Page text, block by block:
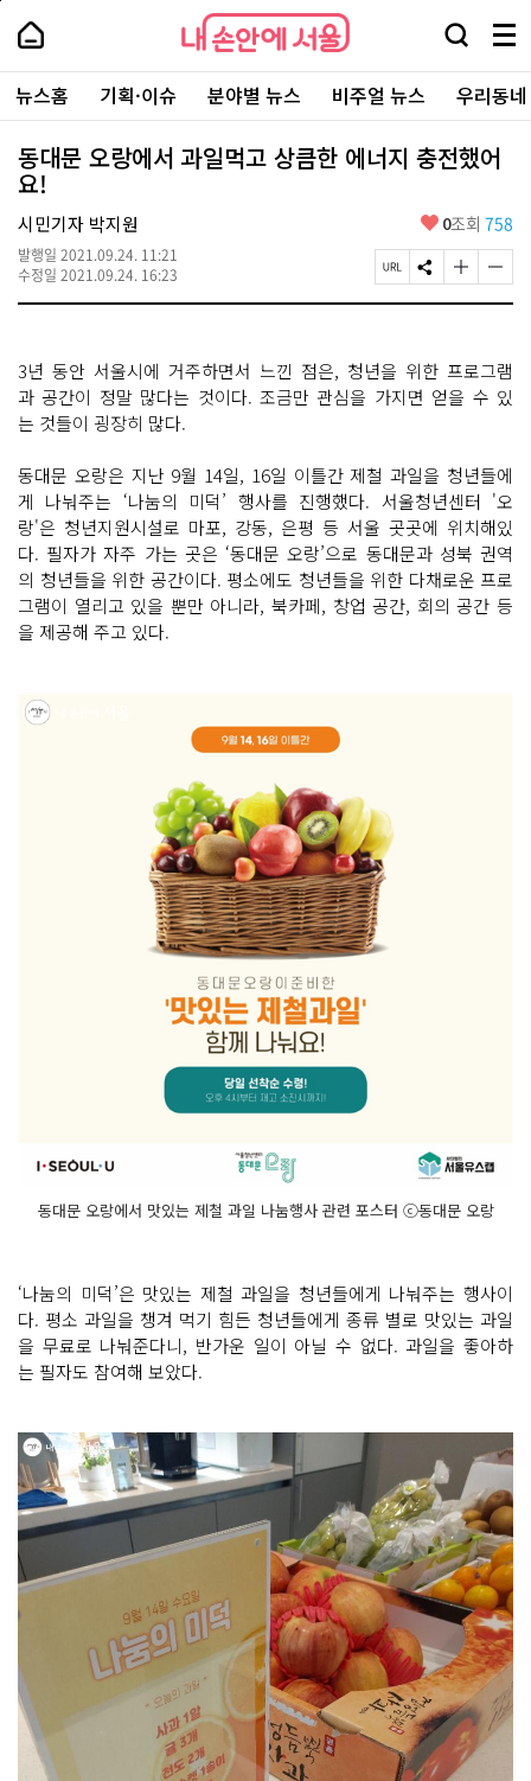
본
로
가
내
손
안
에
서
울
-
서
울
시
대
표
소
통
포
내
손
에
울
검
창
열
기
메
뉴
전
체
보
주
요
서
뉴스홈 기획·이슈 분야별 뉴스 비주얼 뉴스 우리동
동대문 오랑에서 과일먹고 상큼한 에너지 충전했어
요!
시민기자 박지원
발행일 2021.09.24. 11:21
수정일 2021.09.24. 16:23
좋
요
0조회 758
페
이
L
복
S
N
유
하
기
글
자
게
변
글
자
작
게
변
경
3년 동안 서울시에 거주하면서 느낀 점은, 청년을 위한 프로그램
과 공간이 정말 많다는 것이다. 조금만 관심을 가지면 얻을 수 있
는 것들이 굉장히 많다.
동대문 오랑은 지난 9월 14일, 16일 이틀간 제철 과일을 청년들에
게 나눠주는 ‘나눔의 미덕’ 행사를 진행했다. 서울청년센터 '오
랑'은 청년지원시설로 마포, 강동, 은평 등 서울 곳곳에 위치해있
다. 필자가 자주 가는 곳은 ‘동대문 오랑’으로 동대문과 성북 권역
의 청년들을 위한 공간이다. 평소에도 청년들을 위한 다채로운 프로
그램이 열리고 있을 뿐만 아니라, 북카페, 창업 공간, 회의 공간 등
을 제공해 주고 있다.
동대문 오랑에서 맛있는 제철 과일 나눔행사 관련 포스터 ⓒ동대문 오랑
‘나눔의 미덕’은 맛있는 제철 과일을 청년들에게 나눠주는 행사이
다. 평소 과일을 챙겨 먹기 힘든 청년들에게 종류 별로 맛있는 과일
을 무료로 나눠준다니, 반가운 일이 아닐 수 없다. 과일을 좋아하
는 필자도 참여해 보았다.
페
상
단
로